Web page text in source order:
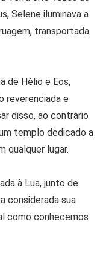
Selene iluminava a
transportada
de Hélio e Eos,
reverenciada e
disso, ao contrário
templo dedicado a
qualquer lugar.
à Lua, junto de
considerada sua
como conhecemos